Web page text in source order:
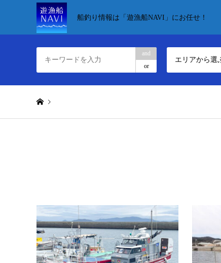
船釣り情報は「遊漁船NAVI」にお任せ！
and
or
エリアから選
Warning: Attempt to read property "display_name" on null in